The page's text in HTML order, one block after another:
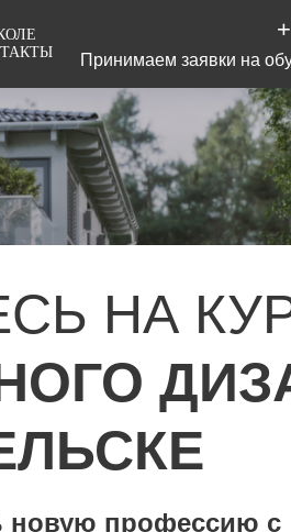
Принимаем заявки на
НА
новую профессию с